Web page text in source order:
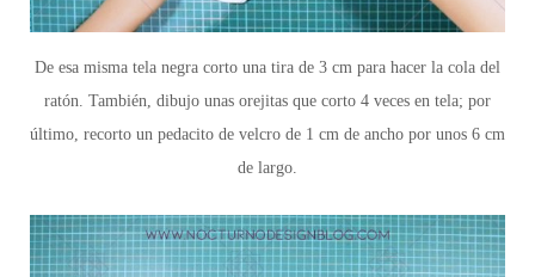
De esa misma tela negra corto una tira de 3 cm para hacer la cola del
ratón. También, dibujo unas orejitas que corto 4 veces en tela; por
último, recorto un pedacito de velcro de 1 cm de ancho por unos 6 cm
de largo.